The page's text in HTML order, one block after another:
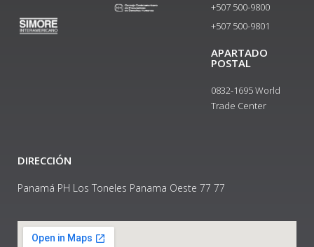
+507 500-9800
+507 500-9801​
APARTADO
POSTAL
0832-1695 World
Trade Center
DIRECCIÓN
Panamá PH Los Toneles Panama Oeste 77 77